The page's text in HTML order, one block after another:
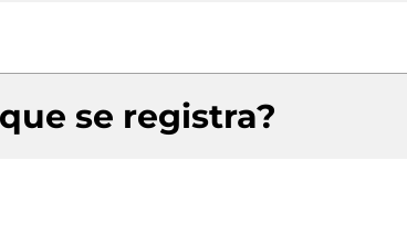
se registra?